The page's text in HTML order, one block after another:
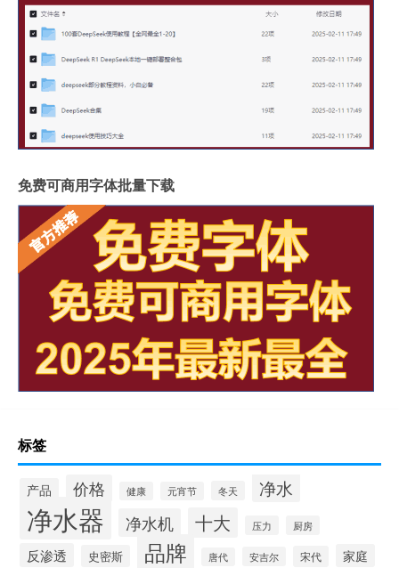
免费可商用字体批量下载
标签
产品 价格 健康 元宵节 冬天 净水
净水器 净水机 十大 压力 厨房
反渗透 史密斯 品牌 唐代 安吉尔 宋代
家庭